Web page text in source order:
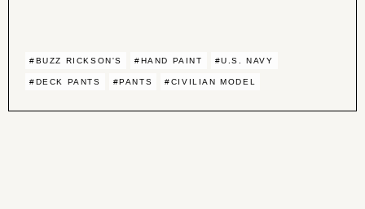
#BUZZ RICKSON'S #HAND PAINT #U.S. NAVY
#DECK PANTS #PANTS #CIVILIAN MODEL